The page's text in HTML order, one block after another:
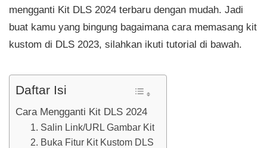
mengganti Kit DLS 2024 terbaru dengan mudah. Jadi
buat kamu yang bingung bagaimana cara memasang kit
kustom di DLS 2023, silahkan ikuti tutorial di bawah.
Daftar Isi
Cara Mengganti Kit DLS 2024
1. Salin Link/URL Gambar Kit
2. Buka Fitur Kit Kustom DLS